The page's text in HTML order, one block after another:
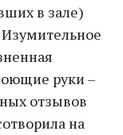
в зале)
Изумительное
руки –
отзывов
на